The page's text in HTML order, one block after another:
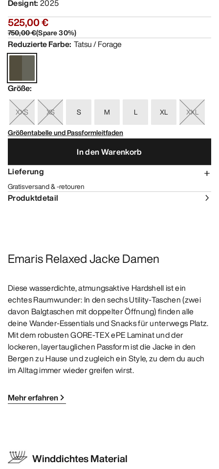
Designt: 2025
525,00 €
750,00 €(Spare30%)
Reduzierte Farbe: Tatsu / Forage
Größe:
XXS XS S M L XL
XXL
Größentabelle und Passformleitfaden
In den Warenkorb
Lieferung
Gratisversand & -retouren
Produktdetail
Emaris Relaxed Jacke Damen
Diese wasserdichte, atmungsaktive Hardshell ist ein
echtes Raumwunder: In den sechs Utility-Taschen (zwei
davon Balgtaschen mit doppelter Öffnung) finden alle
deine Wander-Essentials und Snacks für unterwegs Platz.
Mit dem robusten GORE-TEX ePE Laminat und der
lockeren, layertauglichen Passform ist die Jacke in den
Bergen zu Hause und zugleich ein Style, zu dem du auch
im Alltag immer wieder greifen wirst.
Mehr erfahren
Winddichtes Material